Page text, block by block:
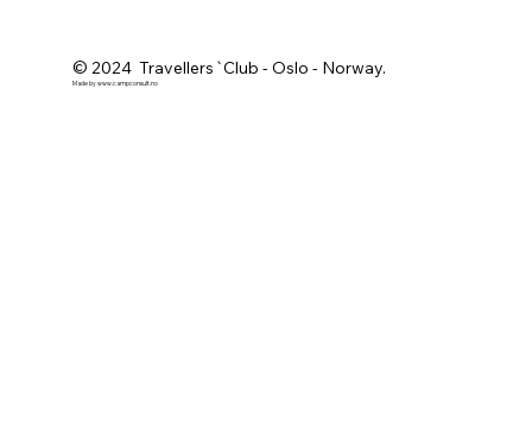
© 2024 Travellers`Club - Oslo - Norway.
Made bywww.campconsult.no